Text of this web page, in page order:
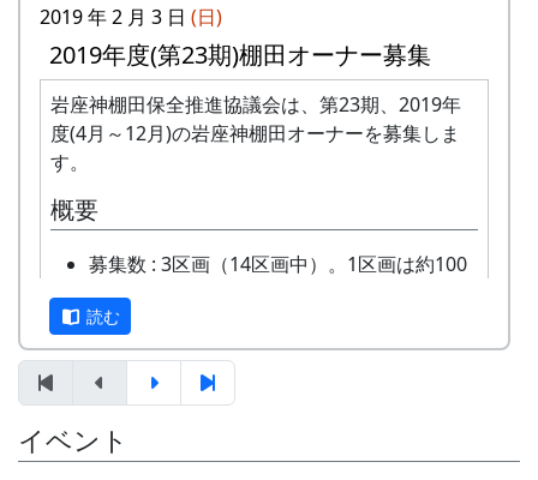
私達は、この「棚田のうた ～ふるさと加美の里
へ～」で出場した年、“２位”に入ることができま
した。賞品は何と！「地元産の卵、半年分」でし
た。
田んぼの真ん中で山積みの卵の箱を受け取り、バ
他のバンドに目茶苦茶うらやましがられたのを覚
しばらくメンバーのお家では、おいしい“たまご
かけごはん”や“卵料理”を味わうことができ、「音
楽やっててよかったなあ」と思った瞬間でした
～。 (ポン四郎）
棚田のイネに
置いてあります。このスタンプは、北はりまエコ
ミュージアムで100円割引券として使えます。
イベントのときに来て下さい
ただし、スタンプを置いている岩座神の公会堂は
ふだんは閉まっていますので、いつ来てもスタン
プを押せるわけではありません。
毎月第2日曜日の「ふれあいカフェ」や、10月20
日の「棚田の収穫祭」など、岩座神のイベントの
2024-09-08 ふれあいカフェ
2024-10-13 ふれあいカフェ
2024-10-20 棚田収穫祭 2024
スタンプの台帳 = まるごとガイド
2019 年 2 月 3 日 (日)
2019年度(第23期)棚田オーナー募集
岩座神棚田保全推進協議会は、第23期、2019年
度(4月～12月)の岩座神棚田オーナーを募集しま
す。
概要
募集数 : 3区画（14区画中）。1区画は約100
平方メートルです。
応募資格 : まじめに農業に取り組み、自然と
ふれあう勇気をお持ちで、地域になじめるか
た。家族や団体でも結構です。
年会費 : 1区画5万円です。
申込み期限 : 2019年3月15日。
選考 : 応募者が募集数を超えた場合は、アン
読む
イベント